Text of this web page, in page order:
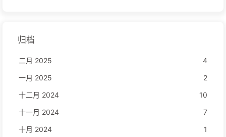
归档
二月 2025
4
一月 2025
2
十二月 2024
10
十一月 2024
7
十月 2024
1